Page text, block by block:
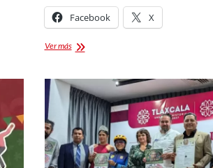
Facebook X
Ver másEl
Tlaxcala
es
conquistado
por
el
Ballet
de